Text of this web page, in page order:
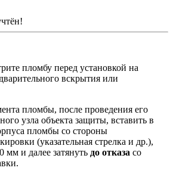
пломбу перед установкой на
вскрытия или
пломбы, после проведения его
узла объекта защиты, вставить в
пломбы со стороны
(указательная стрелка и др.),
мм и далее затянуть до отказа со